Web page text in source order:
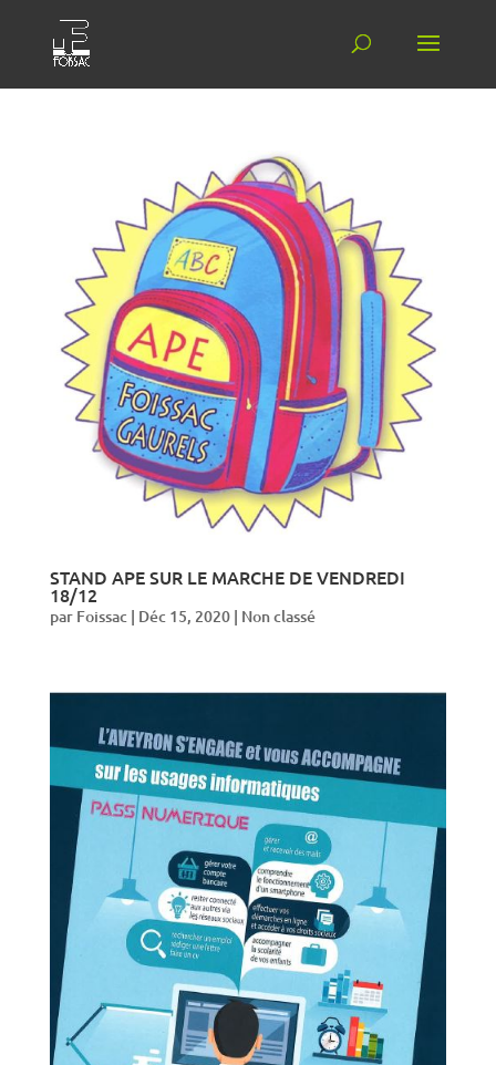
STAND APE SUR LE MARCHE DE VENDREDI
18/12
par Foissac| Déc 15, 2020| Non classé